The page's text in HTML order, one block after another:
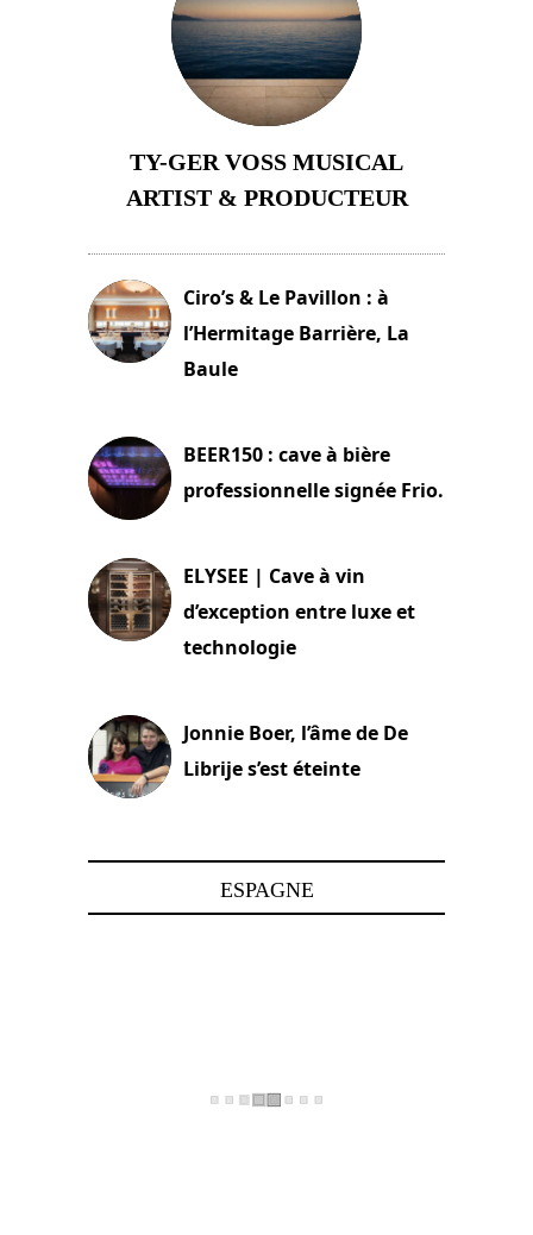
TY-GER VOSS MUSICAL
ARTIST & PRODUCTEUR
Ciro’s & Le Pavillon : à
l’Hermitage Barrière, La
Baule
BEER150 : cave à bière
professionnelle signée Frio.
ELYSEE | Cave à vin
d’exception entre luxe et
technologie
Jonnie Boer, l’âme de De
Librije s’est éteinte
ESPAGNE